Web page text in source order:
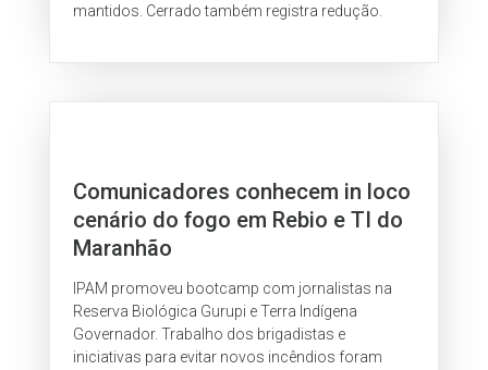
mantidos. Cerrado também registra redução.
Comunicadores conhecem in loco
cenário do fogo em Rebio e TI do
Maranhão
IPAM promoveu bootcamp com jornalistas na
Reserva Biológica Gurupi e Terra Indígena
Governador. Trabalho dos brigadistas e
iniciativas para evitar novos incêndios foram